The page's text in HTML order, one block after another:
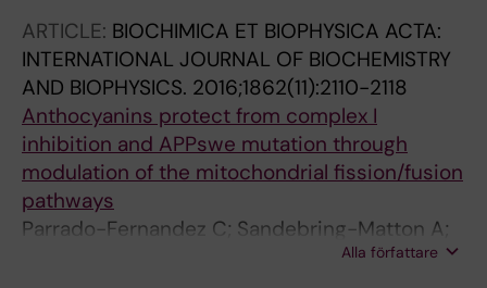
Serrais P; Cedazo-Minguez A
ARTICLE: BIOCHIMICA ET BIOPHYSICA ACTA:
INTERNATIONAL JOURNAL OF BIOCHEMISTRY
AND BIOPHYSICS. 2016;1862(11):2110-2118
Anthocyanins protect from complex I
inhibition and APPswe mutation through
modulation of the mitochondrial fission/fusion
pathways
Parrado-Fernandez C; Sandebring-Matton A;
Rodriguez-Rodriguez P; Aarsland D; Cedazo-
Alla författare